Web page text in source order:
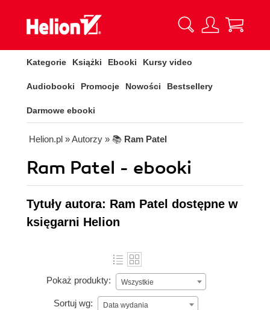
Kategorie Książki Ebooki Kursy video
Audiobooki Promocje Nowości Bestsellery
Darmowe ebooki
Helion.pl » Autorzy » 📚 Ram Patel
Ram Patel - ebooki
Tytuły autora: Ram Patel dostępne w
księgarni Helion
Pokaż produkty: Wszystkie
Sortuj wg: Data wydania